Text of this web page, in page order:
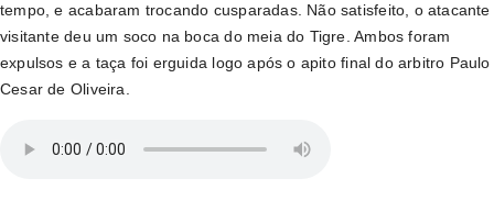
tempo, e acabaram trocando cusparadas. Não satisfeito, o atacante
visitante deu um soco na boca do meia do Tigre. Ambos foram
expulsos e a taça foi erguida logo após o apito final do arbitro Paulo
Cesar de Oliveira.